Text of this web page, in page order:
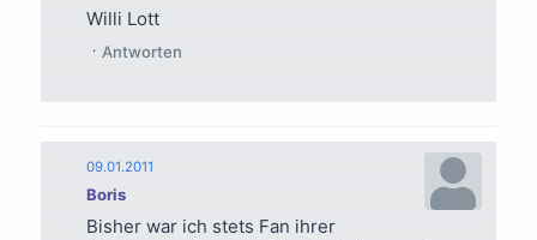
Willi Lott
Antworten
Boris
09.01.2011
Bisher war ich stets Fan ihrer